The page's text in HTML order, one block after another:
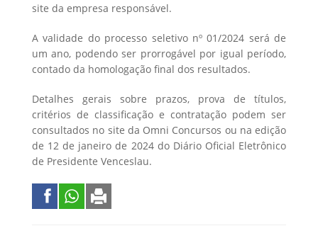
site da empresa responsável.
A validade do processo seletivo nº 01/2024 será de
um ano, podendo ser prorrogável por igual período,
contado da homologação final dos resultados.
Detalhes gerais sobre prazos, prova de títulos,
critérios de classificação e contratação podem ser
consultados no site da Omni Concursos ou na edição
de 12 de janeiro de 2024 do Diário Oficial Eletrônico
de Presidente Venceslau.